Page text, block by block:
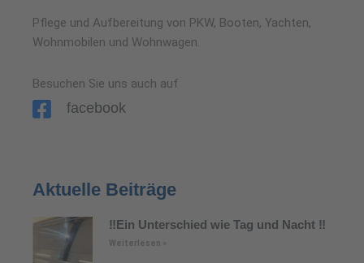
Pflege und Aufbereitung von PKW, Booten, Yachten,
Wohnmobilen und Wohnwagen.
Besuchen Sie uns auch auf
facebook
Aktuelle Beiträge
‼️Ein Unterschied wie Tag und Nacht ‼️
Weiterlesen »